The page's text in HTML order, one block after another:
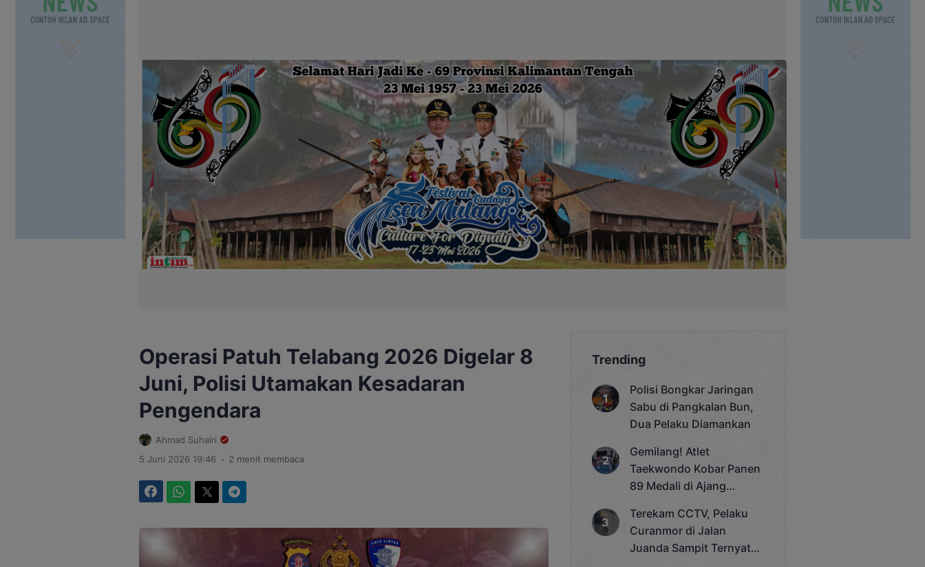
Operasi Patuh Telabang 2026 Digelar 8
Juni, Polisi Utamakan Kesadaran
Pengendara
Ahmad Suhairi
5 Juni 2026 19:46 . 2 menit membaca
Trending
Polisi Bongkar Jaringan
Sabu di Pangkalan Bun,
Dua Pelaku Diamankan
Gemilang! Atlet
Taekwondo Kobar Panen
89 Medali di Ajang
Cup 2025
Terekam CCTV, Pelaku
Curanmor di Jalan
Juanda Sampit Ternyata